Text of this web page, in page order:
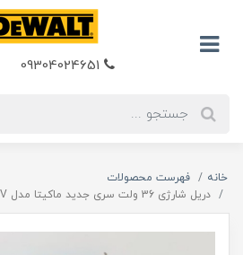
خانه
فهرست محصولات
دریل شارژی 36 ولت سری جدید ماکیتا مدل ۳۶V، ویدئو تست پائین صفحه